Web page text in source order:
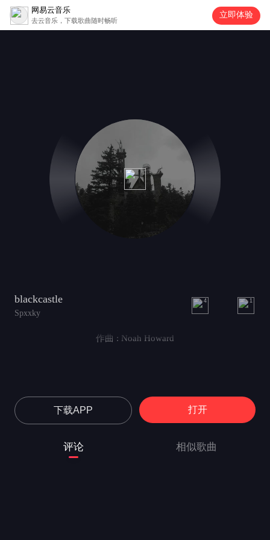
网易云音乐
去云音乐，下载歌曲随时畅听
立即体验
blackcastle
Spxxky
4 1
作曲 : Noah Howard
下载APP 打开
评论 相似歌曲